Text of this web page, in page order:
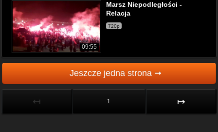
09:55
Marsz Niepodległości -
Relacja
720p
Jeszcze jedna strona ➞
↤ 1 ↦